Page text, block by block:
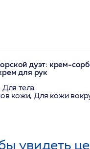
дуэт: крем-
для рук
тела
кожи, Для кожи
увидеть